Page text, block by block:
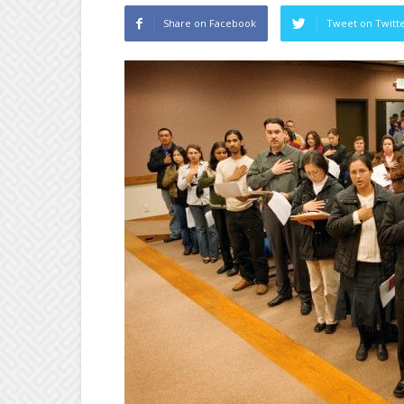
Share on Facebook Tweet on